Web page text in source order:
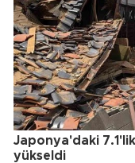
Japonya'daki
yükseldi